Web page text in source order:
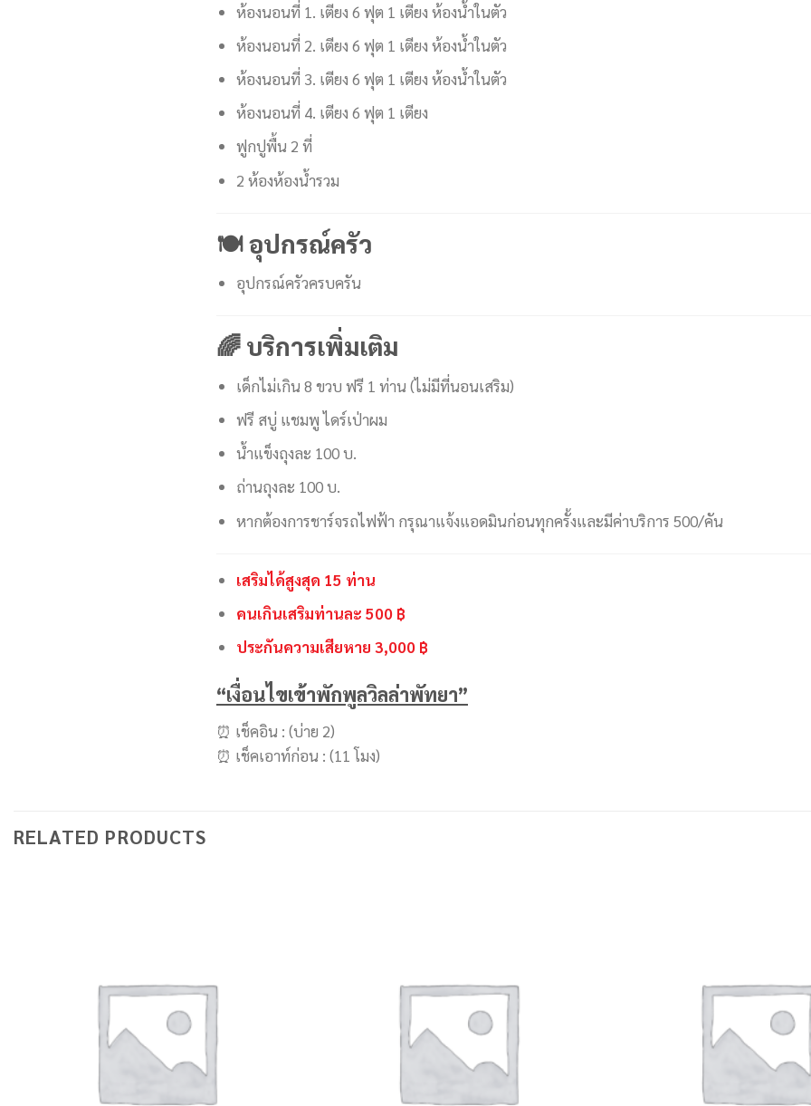
ห้องนอนที่ 1. เตียง 6 ฟุต 1 เตียง ห้องน้ำในตัว
ห้องนอนที่ 2. เตียง 6 ฟุต 1 เตียง ห้องน้ำในตัว
ห้องนอนที่ 3. เตียง 6 ฟุต 1 เตียง ห้องน้ำในตัว
ห้องนอนที่ 4. เตียง 6 ฟุต 1 เตียง
ฟูกปูพื้น 2 ที่
2 ห้องห้องน้ำรวม
🍽 อุปกรณ์ครัว
อุปกรณ์ครัวครบครัน
🌈 บริการเพิ่มเติม
เด็กไม่เกิน 8 ขวบ ฟรี 1 ท่าน (ไม่มีที่นอนเสริม)
ฟรี สบู่ แชมพู ไดร์เป่าผม
น้ำแข็งถุงละ 100 บ.
ถ่านถุงละ 100 บ.
หากต้องการชาร์จรถไฟฟ้า กรุณาแจ้งแอดมินก่อนทุกครั้งและมีค่าบริการ 500/คัน
เสริมได้สูงสุด 15 ท่าน
คนเกินเสริมท่านละ 500 ฿
ประกันความเสียหาย 3,000 ฿
“เงื่อนไขเข้าพักพูลวิลล่าพัทยา”
⏰ เช็คอิน : (บ่าย 2)
⏰ เช็คเอาท์ก่อน : (11 โมง)
RELATED PRODUCTS